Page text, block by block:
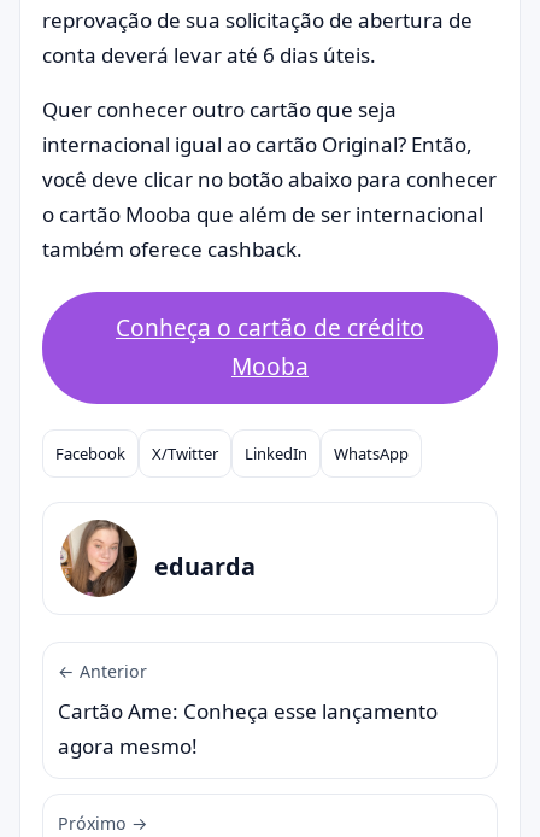
reprovação de sua solicitação de abertura de
conta deverá levar até 6 dias úteis.
Quer conhecer outro cartão que seja
internacional igual ao cartão Original? Então,
você deve clicar no botão abaixo para conhecer
o cartão Mooba que além de ser internacional
também oferece cashback.
Conheça o cartão de crédito
Mooba
Compartilhar
Facebook X/Twitter LinkedIn WhatsApp
eduarda
← Anterior
Cartão Ame: Conheça esse lançamento
agora mesmo!
Próximo →